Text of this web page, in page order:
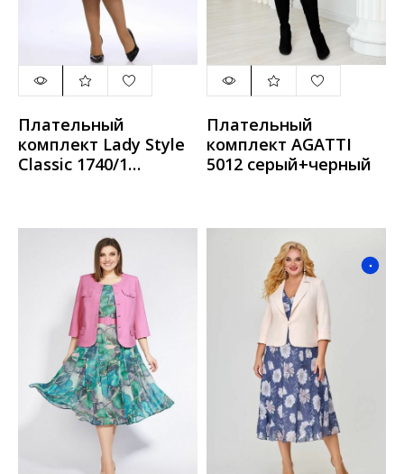
Плательный
комплект Lady Style
Classic 1740/1
Плательный
комплект AGATTI
5012 серый+черный